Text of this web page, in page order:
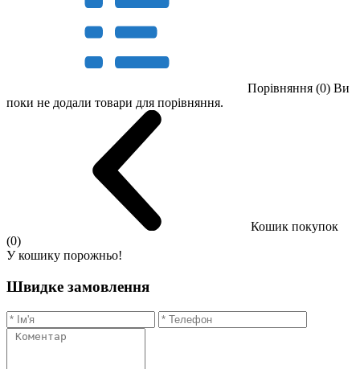
Порівняння (0) Ви
поки не додали товари для порівняння.
Кошик покупок
(0)
У кошику порожньо!
Швидке замовлення